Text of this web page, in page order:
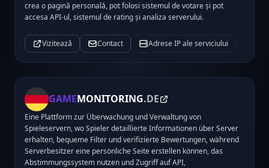
crea o pagină personală, pot folosi sistemul de votare și pot
accesa API-ul, sistemul de rating și analiza serverului.
Vizitează Contact Adrese IP ale serviciului
GAMEMONITORING.DE
Eine Plattform zur Überwachung und Verwaltung von
Spieleservern, wo Spieler detaillierte Informationen über Server
erhalten, bequeme Filter und verifizierte Bewertungen, während
Serverbesitzer eine persönliche Seite erstellen können, das
Abstimmungssystem nutzen und Zugriff auf API,